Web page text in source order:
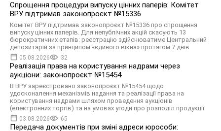
Спрощення процедури випуску цінних паперів: Комітет
ВРУ підтримав законопроєкт №15336
Комітет ВРУ підтримав законопроєкт №15336 про спрощення
випуску цінних паперів. Для непублічних акцій скасують 13
бюрократичних етапів: реєстрацію здійснюватиме Центральний
депозитарій за принципом «єдиного вікна» протягом 7 днів
05.08.2026 32
Реалізація права на користування надрами через
аукціони: законопроєкт №15454
В ВРУ зареєстровано законопроєкт №15454 щодо
удосконалення механізмів надання та реалізації права на
користування надрами шляхом проведення аукціонів
(електронних торгів) та на умовах угоди про розподіл продукції
03.08.2026 65
Передача документів при зміні адреси юрособи: